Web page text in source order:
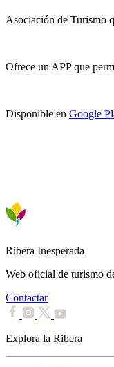
Asociación de Turismo
Ofrece un APP que
Disponible en Google
Ribera Inesperada
Web oficial de turismo
Contactar
Explora la Ribera